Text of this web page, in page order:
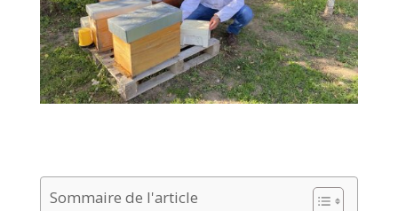
Sommaire de l'article